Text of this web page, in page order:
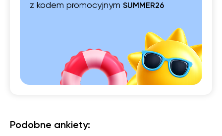
z kodem promocyjnym SUMMER26
Podobne ankiety: